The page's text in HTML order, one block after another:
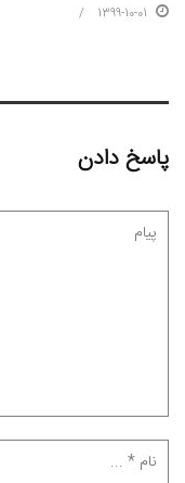
1399-10-01
پاسخ دادن